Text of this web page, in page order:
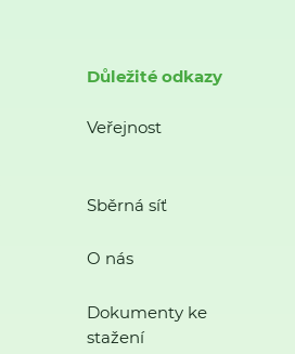
Důležité odkazy
Veřejnost
Sběrná síť
O nás
Dokumenty ke
stažení